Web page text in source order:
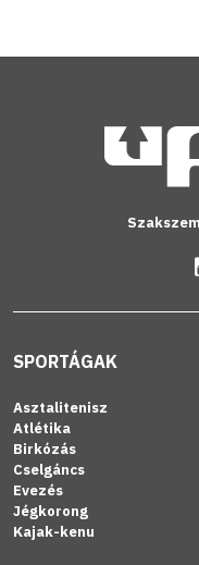
SPORTÁGAK
Asztalitenisz
Atlétika
Birkózás
Cselgáncs
Evezés
Jégkorong
Kajak-kenu